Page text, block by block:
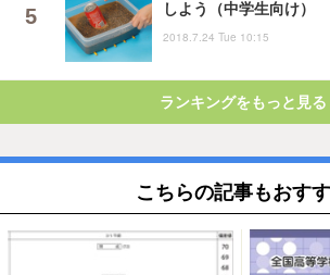
しよう（中学生向け）
2018.7.24 Tue 10:15
ランキングをもっと見る
こちらの記事もおす